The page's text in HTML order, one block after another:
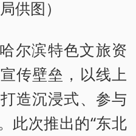
供图）
尔滨特色文旅资
传壁垒，以线上
造沉浸式、参与
此次推出的“东北